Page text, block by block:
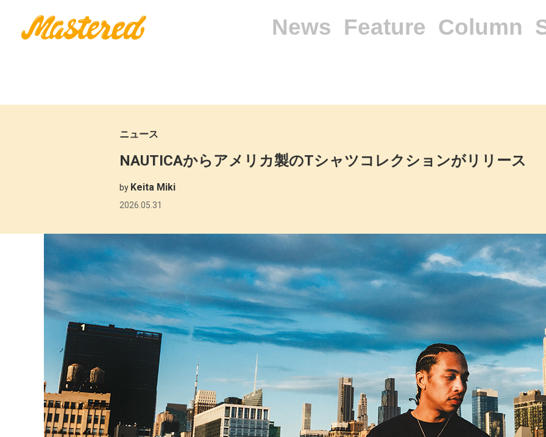
News Feature Column
ニュース
NAUTICAからアメリカ製のTシャツコレクションがリリース
by Keita Miki
2026.05.31